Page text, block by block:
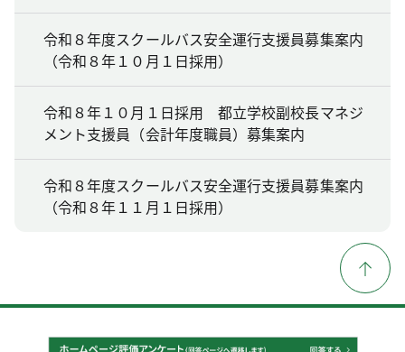
令和８年度スクールバス安全運行支援員募集案内
（令和８年１０月１日採用）
令和８年１０月１日採用 都立学校副校長マネジ
メント支援員（会計年度職員）募集案内
令和８年度スクールバス安全運行支援員募集案内
（令和８年１１月１日採用）